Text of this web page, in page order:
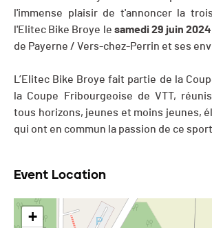
l'immense plaisir de t'annoncer la
l'Elitec Bike Broye le samedi 29 juin 2024
de Payerne / Vers-chez-Perrin et ses
L’Elitec Bike Broye fait partie de la
la Coupe Fribourgeoise de VTT,
tous horizons, jeunes et moins jeunes,
qui ont en commun la passion de ce
Event Location
+